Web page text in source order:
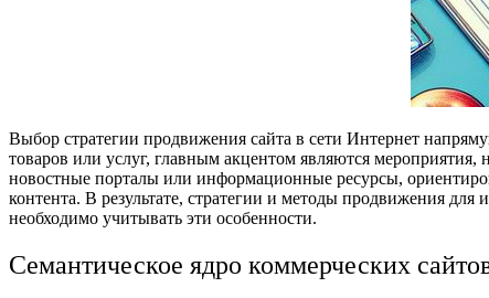
Выбор стратегии продвижения сайта в сети Интернет
товаров или услуг, главным акцентом являются
новостные порталы или информационные ресурсы,
контента. В результате, стратегии и методы продвижения
необходимо учитывать эти особенности.
Семантическое ядро коммерческих